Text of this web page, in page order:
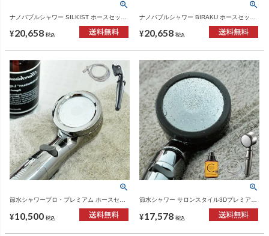
ナノバブルシャワー SILKIST ホースセット
¥20,658 税込
ナノバブルシャワー BIRAKU ホースセット |
¥20,658 税込
節水シャワープロ・プレミアム ホースセッ
¥10,500 税込
節水シャワー サロンスタイル3Dプレミアム
ーヘッド
¥17,578 税込